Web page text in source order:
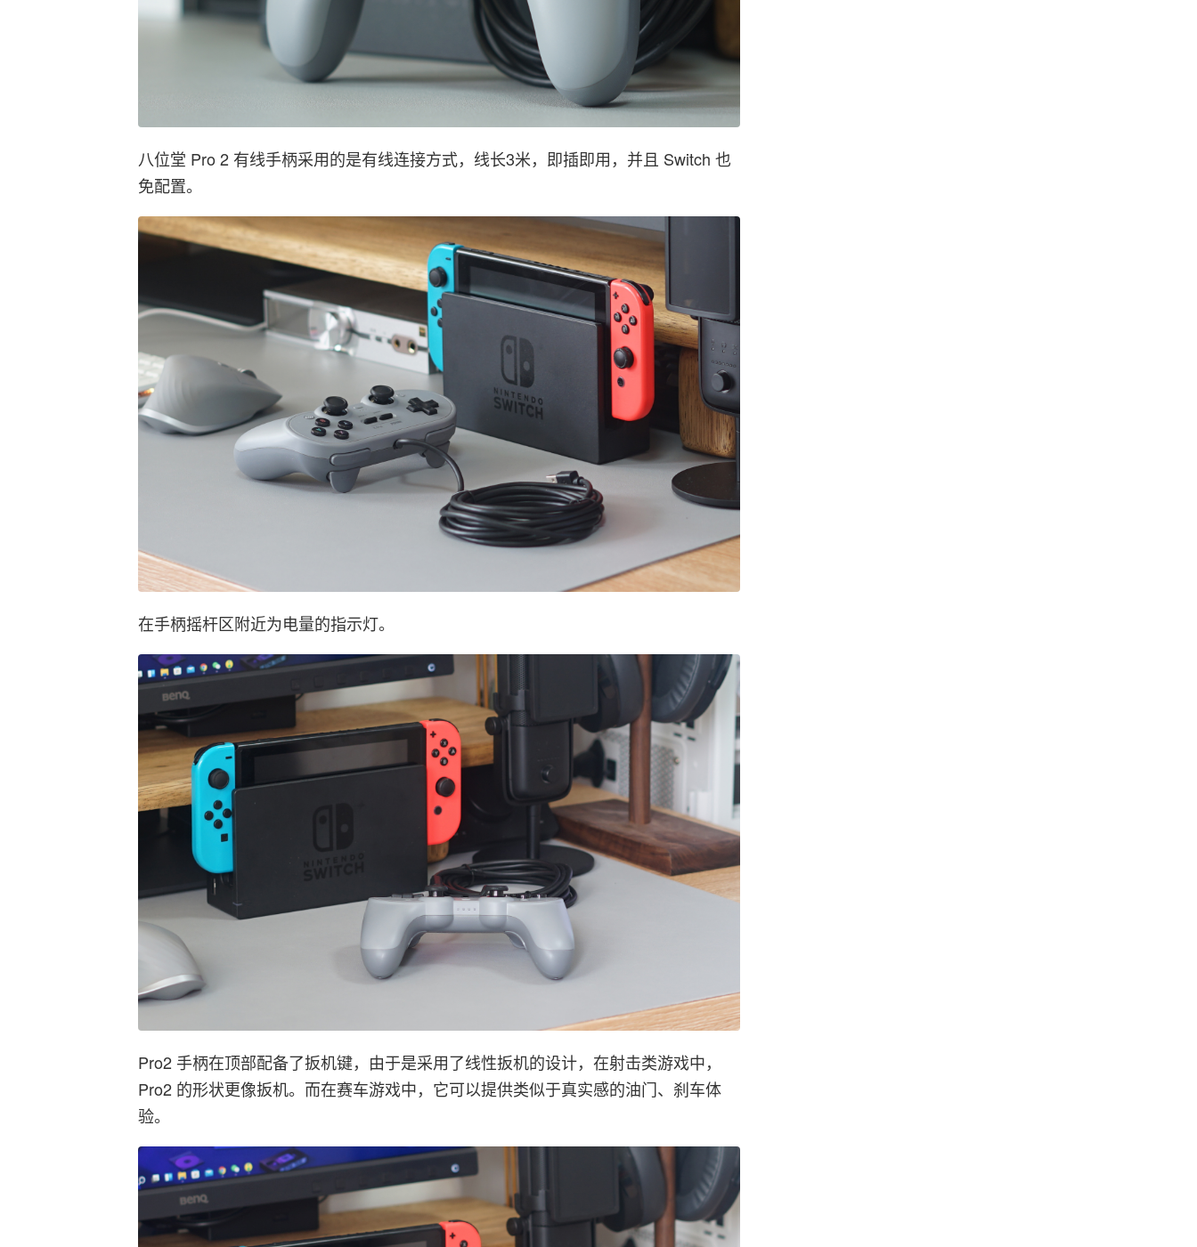
八位堂 Pro 2 有线手柄采用的是有线连接方式，线长3米，即插即用，并且 Switch 也
免配置。
在手柄摇杆区附近为电量的指示灯。
Pro2 手柄在顶部配备了扳机键，由于是采用了线性扳机的设计，在射击类游戏中，
Pro2 的形状更像扳机。而在赛车游戏中，它可以提供类似于真实感的油门、刹车体
验。